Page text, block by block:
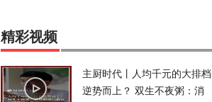
精彩视频
主厨时代丨人均千元的大排档
逆势而上？ 双生不夜粥：消